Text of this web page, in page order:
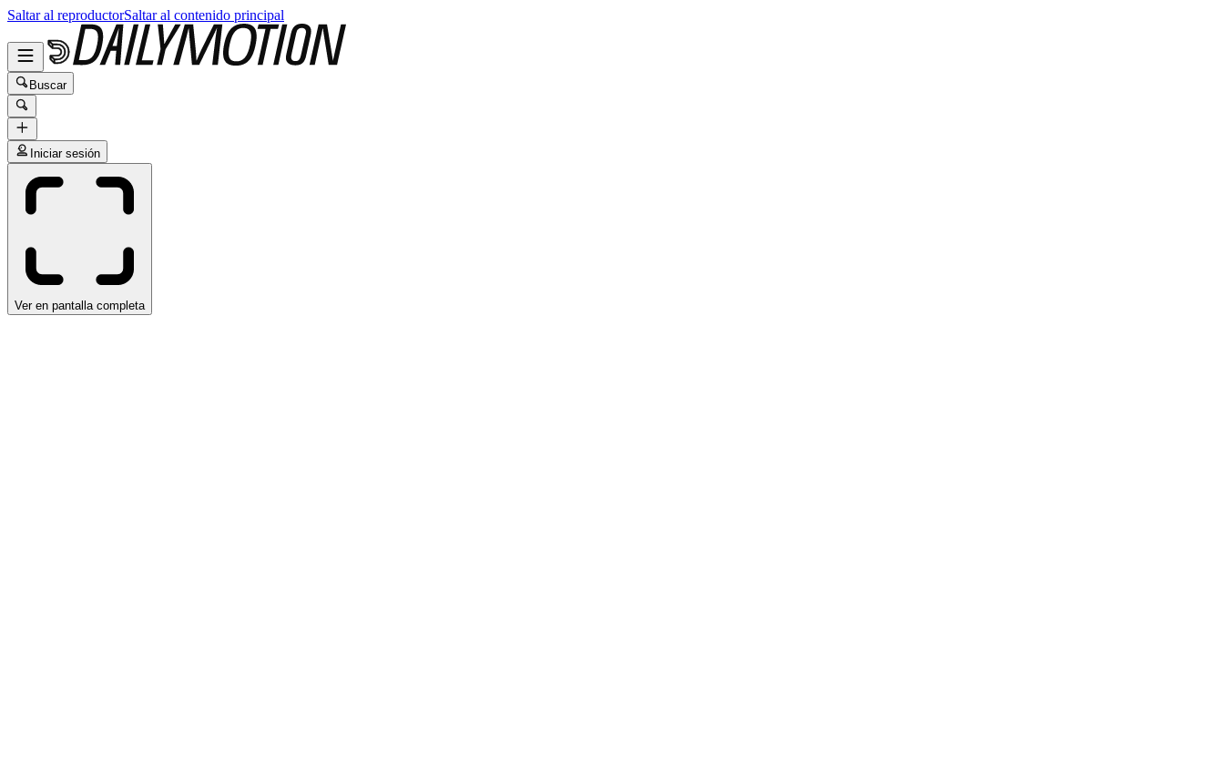
Saltar al reproductorSaltar al contenido principal
Buscar
Iniciar sesión
Ver en pantalla completa